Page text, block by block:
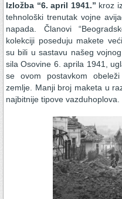
Izložba “6. april 1941.” kroz
tehnološki trenutak vojne
napada. Članovi
kolekciji poseduju makete
su bili u sastavu našeg
sila Osovine 6. aprila 1941,
se ovom postavkom
zemlje. Manji broj maketa u
najbitnije tipove vazduhoplova.